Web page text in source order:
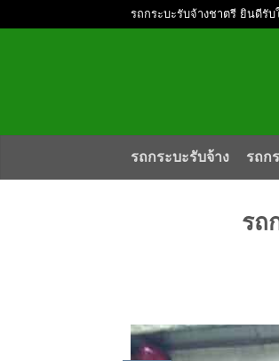
รถกระบะรับจ้างชาตรี ยินดีรับ
รถกระบะรับจ้าง รถก
รถ